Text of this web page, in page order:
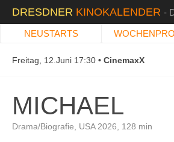
DRESDNER KINOKALENDER -
NEUSTARTS
Freitag, 12.Juni 17:30 CinemaxX
MICHAEL
Drama/Biografie, USA 2026, 128 min